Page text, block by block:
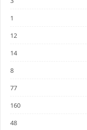
1
12
14
8
77
160
48